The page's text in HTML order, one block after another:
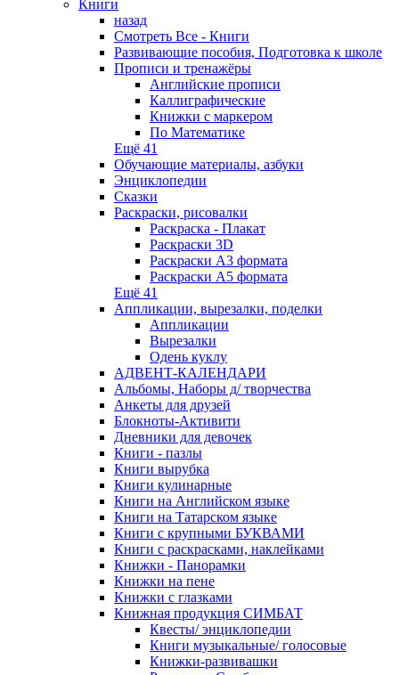
Книги
назад
Смотреть Все - Книги
Развивающие пособия, Подготовка к школе
Прописи и тренажёры
Английские прописи
Каллиграфические
Книжки с маркером
По Математике
Ещё 41
Обучающие материалы, азбуки
Энциклопедии
Сказки
Раскраски, рисовалки
Раскраска - Плакат
Раскраски 3D
Раскраски А3 формата
Раскраски А5 формата
Ещё 41
Аппликации, вырезалки, поделки
Аппликации
Вырезалки
Одень куклу
АДВЕНТ-КАЛЕНДАРИ
Альбомы, Наборы д/ творчества
Анкеты для друзей
Блокноты-Активити
Дневники для девочек
Книги - пазлы
Книги вырубка
Книги кулинарные
Книги на Английском языке
Книги на Татарском языке
Книги с крупными БУКВАМИ
Книги с раскрасками, наклейками
Книжки - Панорамки
Книжки на пене
Книжки с глазками
Книжная продукция СИМБАТ
Квесты/ энциклопедии
Книги музыкальные/ голосовые
Книжки-развивашки